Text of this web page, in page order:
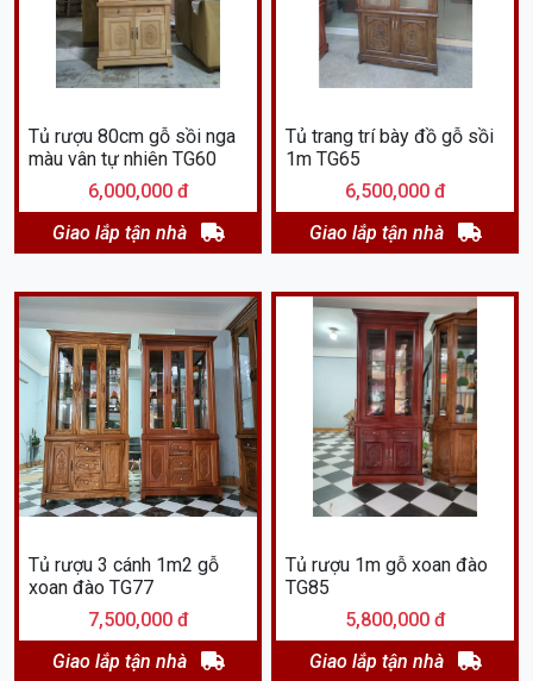
Tủ rượu 80cm gỗ sồi nga
màu vân tự nhiên TG60
6,000,000 đ
Giao lắp tận nhà
Tủ trang trí bày đồ gỗ sồi
1m TG65
6,500,000 đ
Giao lắp tận nhà
Tủ rượu 3 cánh 1m2 gỗ
xoan đào TG77
7,500,000 đ
Giao lắp tận nhà
Tủ rượu 1m gỗ xoan đào
TG85
5,800,000 đ
Giao lắp tận nhà